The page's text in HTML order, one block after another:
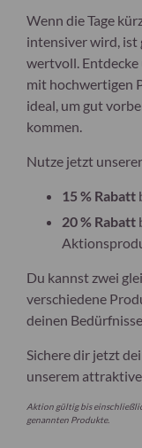
Wenn die Tage
intensiver wird, ist
wertvoll. Entdecke
mit hochwertigen
ideal, um gut
kommen.
Nutze jetzt
15 % Rabatt
20 % Rabatt
Du kannst zwei
verschiedene
deinen
Sichere dir jetzt
unserem
Aktion gültig bis
genannten Produkte.